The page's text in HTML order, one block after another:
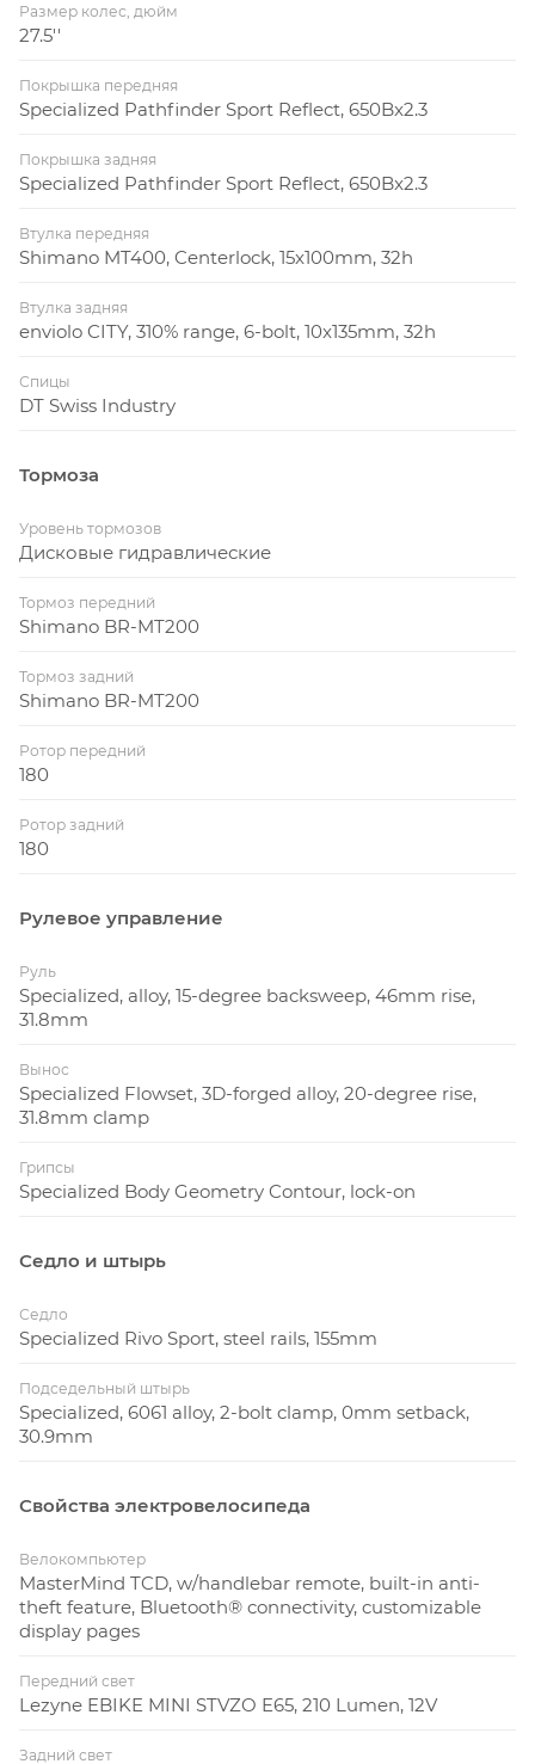
Размер колес, дюйм
27.5''
Покрышка передняя
Specialized Pathfinder Sport Reflect, 650Bx2.3
Покрышка задняя
Specialized Pathfinder Sport Reflect, 650Bx2.3
Втулка передняя
Shimano MT400, Centerlock, 15x100mm, 32h
Втулка задняя
enviolo CITY, 310% range, 6-bolt, 10x135mm, 32h
Спицы
DT Swiss Industry
Тормоза
Уровень тормозов
Дисковые гидравлические
Тормоз передний
Shimano BR-MT200
Тормоз задний
Shimano BR-MT200
Ротор передний
180
Ротор задний
180
Рулевое управление
Руль
Specialized, alloy, 15-degree backsweep, 46mm rise,
31.8mm
Вынос
Specialized Flowset, 3D-forged alloy, 20-degree rise,
31.8mm clamp
Грипсы
Specialized Body Geometry Contour, lock-on
Седло и штырь
Седло
Specialized Rivo Sport, steel rails, 155mm
Подседельный штырь
Specialized, 6061 alloy, 2-bolt clamp, 0mm setback,
30.9mm
Свойства электровелосипеда
Велокомпьютер
MasterMind TCD, w/handlebar remote, built-in anti-
theft feature, Bluetooth® connectivity, customizable
display pages
Передний свет
Lezyne EBIKE MINI STVZO E65, 210 Lumen, 12V
Задний свет